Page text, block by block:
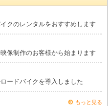
クのレンタルをおすすめします
像制作のお客様から始まります
ードバイクを導入しました
もっと見る